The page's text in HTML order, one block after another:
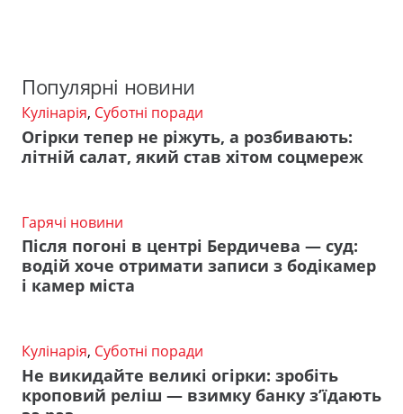
Популярні новини
Кулінарія, Суботні поради
Огірки тепер не ріжуть, а розбивають:
літній салат, який став хітом соцмереж
Гарячі новини
Після погоні в центрі Бердичева — суд:
водій хоче отримати записи з бодікамер
і камер міста
Кулінарія, Суботні поради
Не викидайте великі огірки: зробіть
кроповий реліш — взимку банку з’їдають